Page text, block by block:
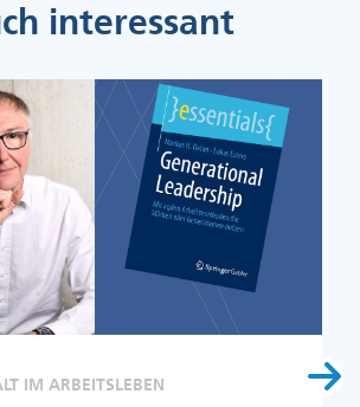
interessant
IM ARBEITSLEBEN